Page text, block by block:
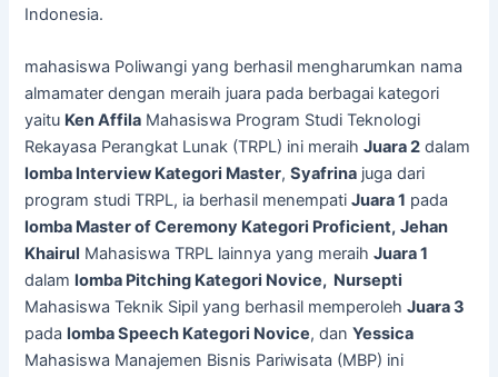
Indonesia.
mahasiswa Poliwangi yang berhasil mengharumkan nama
almamater dengan meraih juara pada berbagai kategori
yaitu Ken Affila Mahasiswa Program Studi Teknologi
Rekayasa Perangkat Lunak (TRPL) ini meraihJuara 2 dalam
lomba Interview Kategori Master,Syafrina juga dari
program studi TRPL, ia berhasil menempatiJuara 1 pada
lomba Master of Ceremony Kategori Proficient, Jehan
Khairul Mahasiswa TRPL lainnya yang meraihJuara 1
dalamlomba Pitching Kategori Novice, Nursepti
Mahasiswa Teknik Sipil yang berhasil memperolehJuara 3
padalomba Speech Kategori Novice, danYessica
Mahasiswa Manajemen Bisnis Pariwisata (MBP) ini